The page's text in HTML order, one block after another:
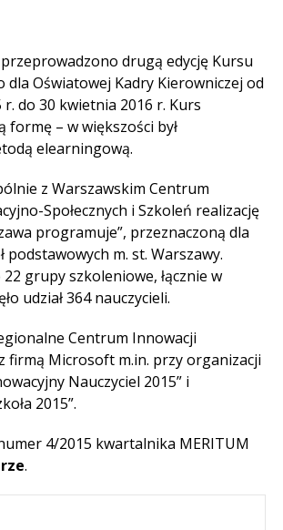
drugą edycję Kursu
dla Oświatowej Kadry Kierowniczej od
r. do 30 kwietnia 2016 r. Kurs
formę – w większości był
elearningową.
z Warszawskim Centrum
Społecznych i Szkoleń realizację
programuje”, przeznaczoną dla
podstawowych m. st. Warszawy.
grupy szkoleniowe, łącznie w
udział 364 nauczycieli.
Centrum Innowacji
firmą Microsoft m.in. przy organizacji
Nauczyciel 2015” i
2015”.
4/2015 kwartalnika MERITUM
.